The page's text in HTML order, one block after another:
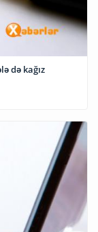
də kağız